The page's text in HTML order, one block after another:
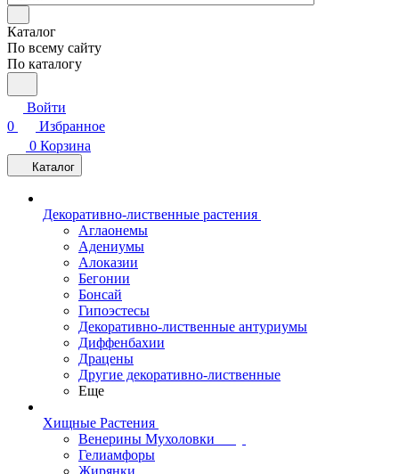
Каталог
По всему сайту
По каталогу
Войти
0
Избранное
0 Корзина
Каталог
Декоративно-лиственные растения
Аглаонемы
Адениумы
Алоказии
Бегонии
Бонсай
Гипоэстесы
Декоративно-лиственные антуриумы
Диффенбахии
Драцены
Другие декоративно-лиственные
Еще
Хищные Растения
Венерины Мухоловки
Гелиамфоры
Жирянки